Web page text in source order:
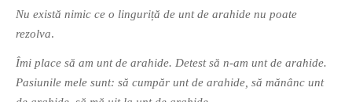
Nu există nimic ce o linguriță de unt de arahide nu poate
rezolva.
Îmi place să am unt de arahide. Detest să n-am unt de arahide.
Pasiunile mele sunt: să cumpăr unt de arahide, să mănânc unt